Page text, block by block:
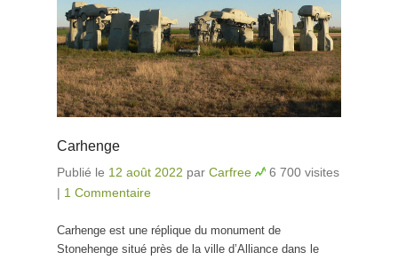
Carhenge
Publié le 12 août 2022 par Carfree
6 700 visites
| 1 Commentaire
Carhenge est une réplique du monument de
Stonehenge situé près de la ville d’Alliance dans le